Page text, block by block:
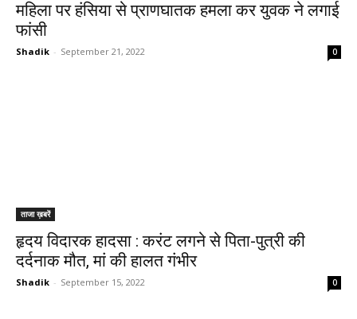
महिला पर हंसिया से प्राणघातक हमला कर युवक ने लगाई
फांसी
Shadik - September 21, 2022 0
ताजा ख़बरें
हृदय विदारक हादसा : करंट लगने से पिता-पुत्री की
दर्दनाक मौत, मां की हालत गंभीर
Shadik - September 15, 2022 0